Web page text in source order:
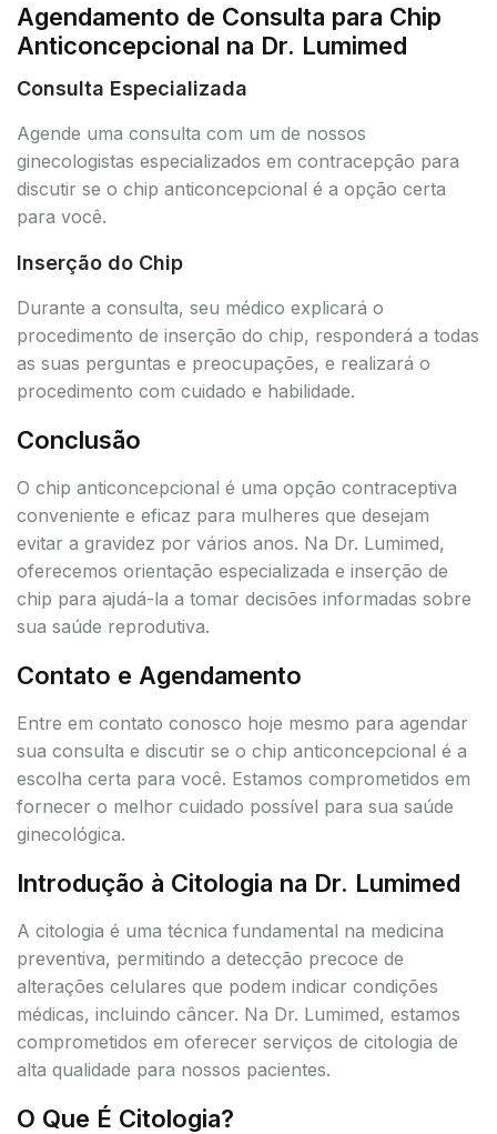
Agendamento de Consulta para Chip
Anticoncepcional na Dr. Lumimed
Consulta Especializada
Agende uma consulta com um de nossos
ginecologistas especializados em contracepção para
discutir se o chip anticoncepcional é a opção certa
para você.
Inserção do Chip
Durante a consulta, seu médico explicará o
procedimento de inserção do chip, responderá a todas
as suas perguntas e preocupações, e realizará o
procedimento com cuidado e habilidade.
Conclusão
O chip anticoncepcional é uma opção contraceptiva
conveniente e eficaz para mulheres que desejam
evitar a gravidez por vários anos. Na Dr. Lumimed,
oferecemos orientação especializada e inserção de
chip para ajudá-la a tomar decisões informadas sobre
sua saúde reprodutiva.
Contato e Agendamento
Entre em contato conosco hoje mesmo para agendar
sua consulta e discutir se o chip anticoncepcional é a
escolha certa para você. Estamos comprometidos em
fornecer o melhor cuidado possível para sua saúde
ginecológica.
Introdução à Citologia na Dr. Lumimed
A citologia é uma técnica fundamental na medicina
preventiva, permitindo a detecção precoce de
alterações celulares que podem indicar condições
médicas, incluindo câncer. Na Dr. Lumimed, estamos
comprometidos em oferecer serviços de citologia de
alta qualidade para nossos pacientes.
O Que É Citologia?